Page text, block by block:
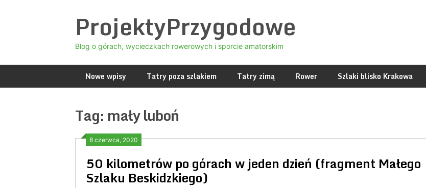
ProjektyPrzygodowe
Blog o górach, wycieczkach rowerowych i sporcie amatorskim
Nowe wpisy Tatry poza szlakiem Tatry zimą Rower Szlaki blisko Krakowa
Tag: mały luboń
8 czerwca, 2020
50 kilometrów po górach w jeden dzień (fragment Małego
Szlaku Beskidzkiego)